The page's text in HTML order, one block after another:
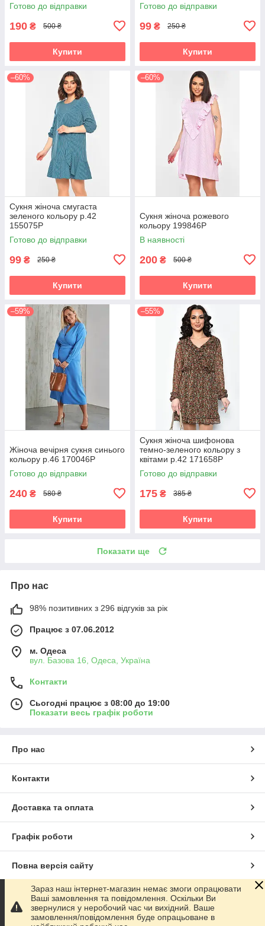
Готово до відправки
190 ₴ 500 ₴
Купити
Готово до відправки
99 ₴ 250 ₴
Купити
–60%
Сукня жіноча смугаста
зеленого кольору р.42
155075P
Готово до відправки
99 ₴ 250 ₴
Купити
–60%
Сукня жіноча рожевого
кольору 199846P
В наявності
200 ₴ 500 ₴
Купити
–59%
Жіноча вечірня сукня синього
кольору р.46 170046P
Готово до відправки
240 ₴ 580 ₴
Купити
–55%
Сукня жіноча шифонова
темно-зеленого кольору з
квітами р.42 171658P
Готово до відправки
175 ₴ 385 ₴
Купити
Показати ще
Про нас
98% позитивних з 296 відгуків за рік
Працює з 07.06.2012
м. Одеса
вул. Базова 16, Одеса, Україна
Контакти
Сьогодні працює з 08:00 до 19:00
Показати весь графік роботи
Про нас
Контакти
Доставка та оплата
Графік роботи
Повна версія сайту
Сайт створено на маркетплейсіProm.ua
Політика конфіденційності
Зараз наш інтернет-магазин немає змоги опрацювати
Ваші замовлення та повідомлення. Оскільки Ви
звернулися у неробочий час чи вихідний. Ваше
замовлення/повідомлення буде опрацьоване в